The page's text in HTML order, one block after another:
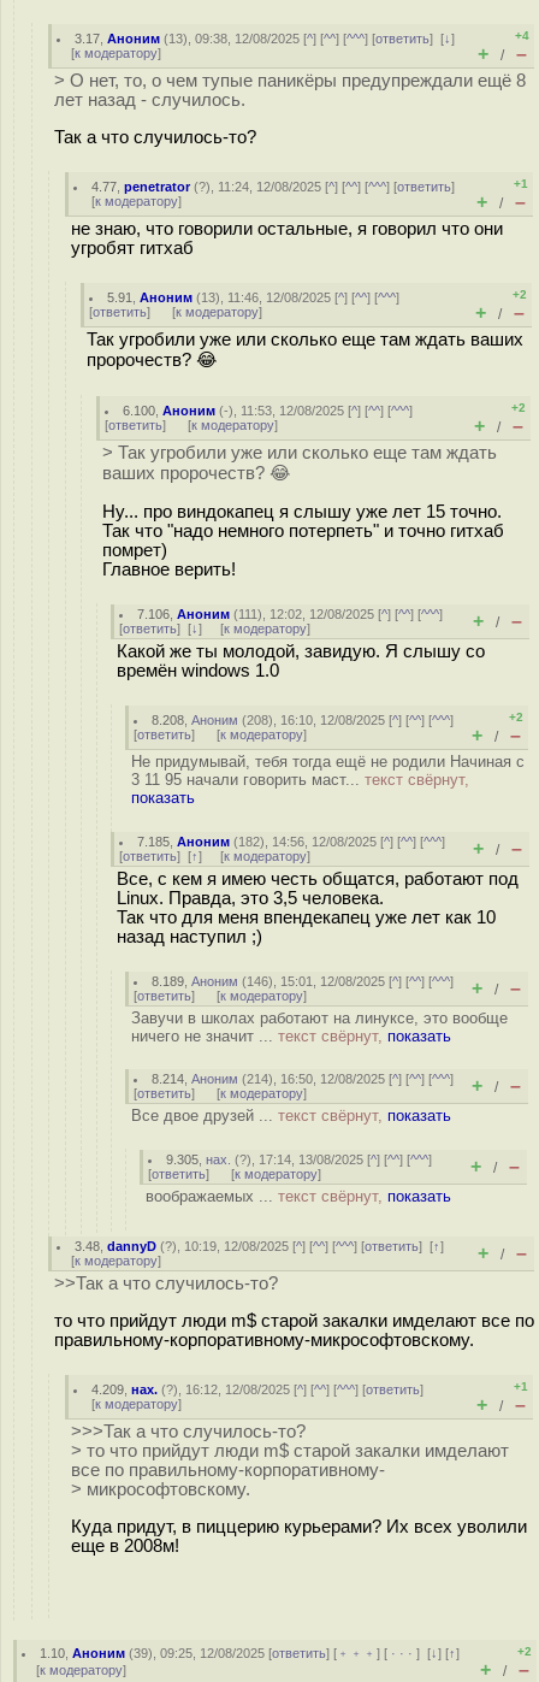
3.17 ,Аноним (13), 09:38, 12/08/2025 [^] [^^] [^^^] [ответить][↓]
[к модератору]
+4
+ / –
> О нет, то, о чем тупые паникёры предупреждали ещё 8
лет назад - случилось.
Так а что случилось-то?
4.77 ,penetrator(?), 11:24, 12/08/2025 [^] [^^] [^^^] [ответить]
[к модератору]
+1
+ / –
не знаю, что говорили остальные, я говорил что они
угробят гитхаб
5.91 ,Аноним (13), 11:46, 12/08/2025 [^] [^^] [^^^]
[ответить] [к модератору]
+2
+ / –
Так угробили уже или сколько еще там ждать ваших
пророчеств? 😂
6.100 ,Аноним (-), 11:53, 12/08/2025 [^] [^^] [^^^]
[ответить] [к модератору]
+2
+ / –
> Так угробили уже или сколько еще там ждать
ваших пророчеств? 😂
Ну... про виндокапец я слышу уже лет 15 точно.
Так что "надо немного потерпеть" и точно гитхаб
помрет)
Главное верить!
7.106 ,Аноним (111), 12:02, 12/08/2025 [^] [^^] [^^^]
[ответить] [↓] [к модератору] + / –
Какой же ты молодой, завидую. Я слышу со
времён windows 1.0
8.208 ,Аноним (208), 16:10, 12/08/2025 [^] [^^] [^^^]
[ответить] [к модератору]
+2
+ / –
Не придумывай, тебя тогда ещё не родили Начиная с
3 11 95 начали говорить маст... текст свёрнут,
показать
7.185 ,Аноним (182), 14:56, 12/08/2025 [^] [^^] [^^^]
[ответить] [↑] [к модератору] + / –
Все, с кем я имею честь общатся, работают под
Linux. Правда, это 3,5 человека.
Так что для меня впендекапец уже лет как 10
назад наступил ;)
8.189 ,Аноним (146), 15:01, 12/08/2025 [^] [^^] [^^^]
[ответить] [к модератору] + / –
Завучи в школах работают на линуксе, это вообще
ничего не значит ... текст свёрнут, показать
8.214 ,Аноним (214), 16:50, 12/08/2025 [^] [^^] [^^^]
[ответить] [к модератору] + / –
Все двое друзей ... текст свёрнут, показать
9.305 ,нах. (?), 17:14, 13/08/2025 [^] [^^] [^^^]
[ответить] [к модератору] + / –
воображаемых ... текст свёрнут, показать
3.48 ,dannyD (?), 10:19, 12/08/2025 [^] [^^] [^^^] [ответить][↑]
[к модератору] + / –
>>Так а что случилось-то?
то что прийдут люди m$ старой закалки имделают все по
правильному-корпоративному-микрософтовскому.
4.209 ,нах. (?), 16:12, 12/08/2025 [^] [^^] [^^^] [ответить]
[к модератору]
+1
+ / –
>>>Так а что случилось-то?
> то что прийдут люди m$ старой закалки имделают
все по правильному-корпоративному-
> микрософтовскому.
Куда придут, в пиццерию курьерами? Их всех уволили
еще в 2008м!
1.10 ,Аноним (39), 09:25, 12/08/2025 [ответить] [ ﹢﹢﹢] [ · · ·][↓] [↑]
[к модератору]
+2
+ / –